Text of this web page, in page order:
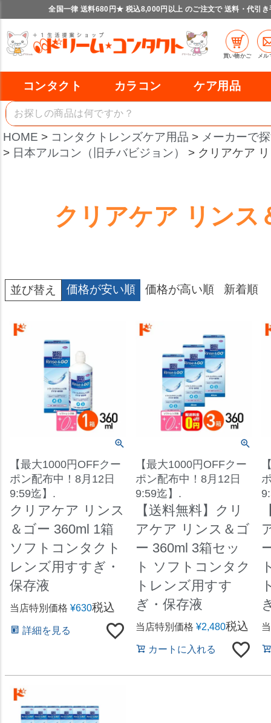
全国一律 送料680円★ 税込8,000円以上 のご注文で 送料・代引き
買い物かご メル
コンタクト カラコン ケア用品
HOME コンタクトレンズケア用品
メーカーで
日本アルコン（旧チバビジョン）
クリアケア
クリアケア リンス
並び替え 価格が安い順 価格が高い順 新着順
【最大1000円OFFクー
ポン配布中！8月12日
9:59迄】.
クリアケア リンス
＆ゴー 360ml 1箱
ソフトコンタクト
レンズ用すすぎ・
保存液
当店特別価格 ¥630税込
詳細を見る
【最大1000円OFFクー
ポン配布中！8月12日
9:59迄】.
【送料無料】クリ
アケア リンス＆ゴ
ー 360ml 3箱セッ
ト ソフトコンタク
トレンズ用すす
ぎ・保存液
当店特別価格 ¥2,480税込
カートに入れる